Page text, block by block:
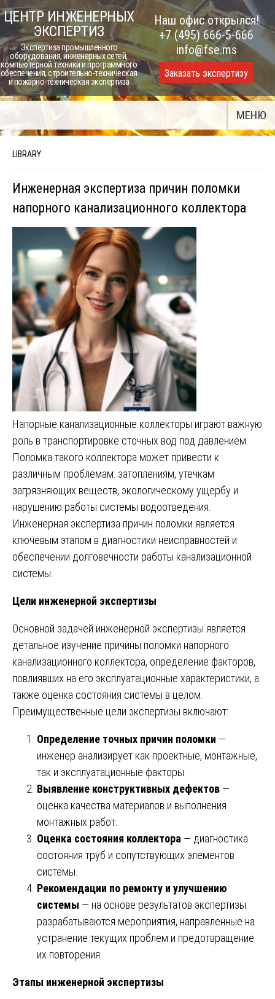
Skip
to
content
ЦЕНТР ИНЖЕНЕРНЫХ
ЭКСПЕРТИЗ
Экспертиза промышленного
оборудования, инженерных сетей,
компьютерной техники и программного
обеспечения, строительно-техническая
и пожарно-техническая экспертиза
Наш офис открылся!
+7 (495) 666-5-666
info@fse.ms
Заказать экспертизу
МЕНЮ
LIBRARY
Инженерная экспертиза причин поломки
напорного канализационного коллектора
Напорные канализационные коллекторы играют важную
роль в транспортировке сточных вод под давлением.
Поломка такого коллектора может привести к
различным проблемам: затоплениям, утечкам
загрязняющих веществ, экологическому ущербу и
нарушению работы системы водоотведения.
Инженерная экспертиза причин поломки является
ключевым этапом в диагностики неисправностей и
обеспечении долговечности работы канализационной
системы.
Цели инженерной экспертизы
Основной задачей инженерной экспертизы является
детальное изучение причины поломки напорного
канализационного коллектора, определение факторов,
повлиявших на его эксплуатационные характеристики, а
также оценка состояния системы в целом.
Преимущественные цели экспертизы включают:
Определение точных причин поломки —
инженер анализирует как проектные, монтажные,
так и эксплуатационные факторы.
Выявление конструктивных дефектов —
оценка качества материалов и выполнения
монтажных работ.
Оценка состояния коллектора — диагностика
состояния труб и сопутствующих элементов
системы.
Рекомендации по ремонту и улучшению
системы — на основе результатов экспертизы
разрабатываются мероприятия, направленные на
устранение текущих проблем и предотвращение
их повторения.
Этапы инженерной экспертизы